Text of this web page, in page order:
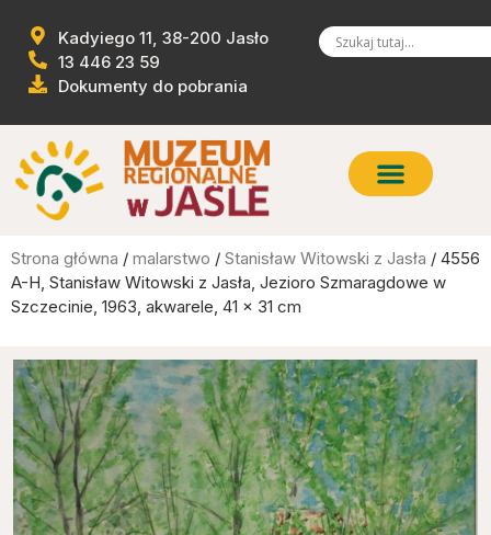
Kadyiego 11, 38-200 Jasło
13 446 23 59
Dokumenty do pobrania
Strona główna / malarstwo / Stanisław Witowski z Jasła / 4556
A-H, Stanisław Witowski z Jasła, Jezioro Szmaragdowe w
Szczecinie, 1963, akwarele, 41 x 31 cm